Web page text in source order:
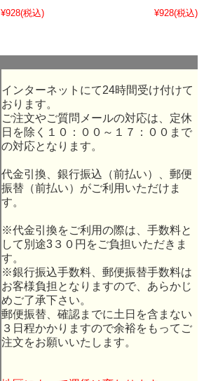
¥928(税込)
¥928(税込)
インターネットにて24時間受け付けて
おります。
ご注文やご質問メールの対応は、定休
日を除く１０：００～１７：００まで
の対応となります。
代金引換、銀行振込（前払い）、郵便
振替（前払い）がご利用いただけま
す。
※代金引換をご利用の際は、手数料と
して別途3３０円をご負担いただきま
す。
※銀行振込手数料、郵便振替手数料は
お客様負担となりますので、あらかじ
めご了承下さい。
郵便振替、確認までに土日を含まない
３日程かかりますので余裕をもってご
注文をお願いいたします。